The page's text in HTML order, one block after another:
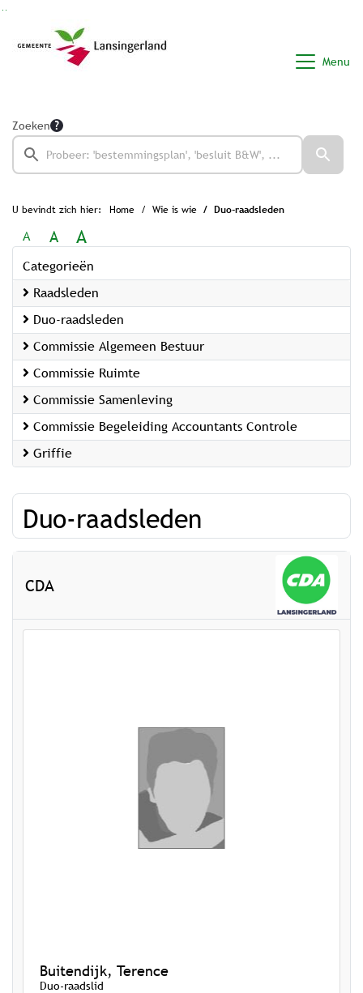
Menu
Zoeken
U bevindt zich hier: Home Wie is wie Duo-raadsleden
A A A
Categorieën
Raadsleden
Duo-raadsleden
Commissie Algemeen Bestuur
Commissie Ruimte
Commissie Samenleving
Commissie Begeleiding Accountants Controle
Griffie
Duo-raadsleden
CDA
Buitendijk, Terence
Duo-raadslid